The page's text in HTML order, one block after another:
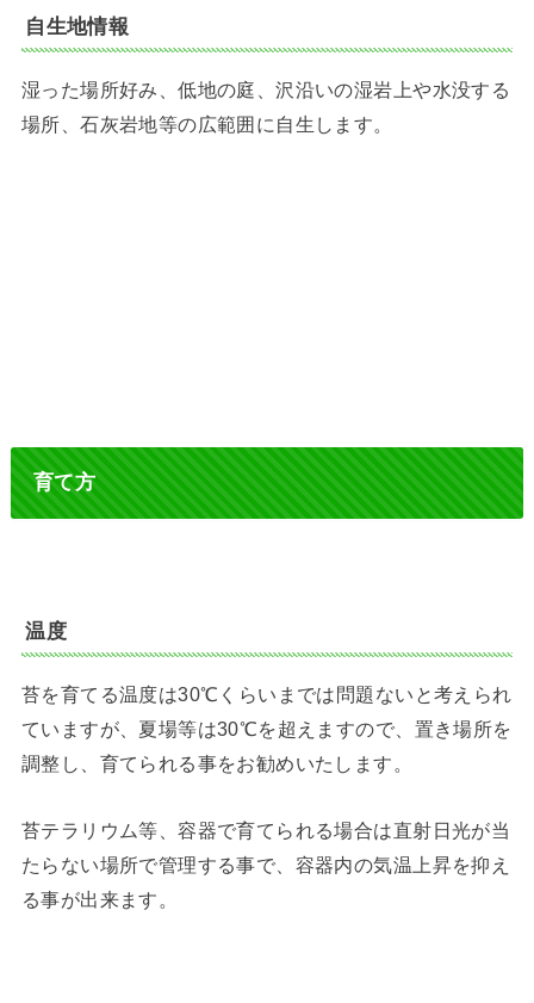
自生地情報
湿った場所好み、低地の庭、沢沿いの湿岩上や水没する
場所、石灰岩地等の広範囲に自生します。
育て方
温度
苔を育てる温度は30℃くらいまでは問題ないと考えられ
ていますが、夏場等は30℃を超えますので、置き場所を
調整し、育てられる事をお勧めいたします。
苔テラリウム等、容器で育てられる場合は直射日光が当
たらない場所で管理する事で、容器内の気温上昇を抑え
る事が出来ます。